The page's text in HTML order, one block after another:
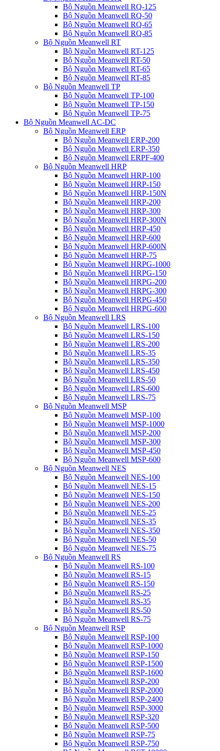
Bộ Nguồn Meanwell RQ-125
Bộ Nguồn Meanwell RQ-50
Bộ Nguồn Meanwell RQ-65
Bộ Nguồn Meanwell RQ-85
Bộ Nguồn Meanwell RT
Bộ Nguồn Meanwell RT-125
Bộ Nguồn Meanwell RT-50
Bộ Nguồn Meanwell RT-65
Bộ Nguồn Meanwell RT-85
Bộ Nguồn Meanwell TP
Bộ Nguồn Meanwell TP-100
Bộ Nguồn Meanwell TP-150
Bộ Nguồn Meanwell TP-75
Bộ Nguồn Meanwell AC-DC
Bộ Nguồn Meanwell ERP
Bộ Nguồn Meanwell ERP-200
Bộ Nguồn Meanwell ERP-350
Bộ Nguồn Meanwell ERPF-400
Bộ Nguồn Meanwell HRP
Bộ Nguồn Meanwell HRP-100
Bộ Nguồn Meanwell HRP-150
Bộ Nguồn Meanwell HRP-150N
Bộ Nguồn Meanwell HRP-200
Bộ Nguồn Meanwell HRP-300
Bộ Nguồn Meanwell HRP-300N
Bộ Nguồn Meanwell HRP-450
Bộ Nguồn Meanwell HRP-600
Bộ Nguồn Meanwell HRP-600N
Bộ Nguồn Meanwell HRP-75
Bộ Nguồn Meanwell HRPG-1000
Bộ Nguồn Meanwell HRPG-150
Bộ Nguồn Meanwell HRPG-200
Bộ Nguồn Meanwell HRPG-300
Bộ Nguồn Meanwell HRPG-450
Bộ Nguồn Meanwell HRPG-600
Bộ Nguồn Meanwell LRS
Bộ Nguồn Meanwell LRS-100
Bộ Nguồn Meanwell LRS-150
Bộ Nguồn Meanwell LRS-200
Bộ Nguồn Meanwell LRS-35
Bộ Nguồn Meanwell LRS-350
Bộ Nguồn Meanwell LRS-450
Bộ Nguồn Meanwell LRS-50
Bộ Nguồn Meanwell LRS-600
Bộ Nguồn Meanwell LRS-75
Bộ Nguồn Meanwell MSP
Bộ Nguồn Meanwell MSP-100
Bộ Nguồn Meanwell MSP-1000
Bộ Nguồn Meanwell MSP-200
Bộ Nguồn Meanwell MSP-300
Bộ Nguồn Meanwell MSP-450
Bộ Nguồn Meanwell MSP-600
Bộ Nguồn Meanwell NES
Bộ Nguồn Meanwell NES-100
Bộ Nguồn Meanwell NES-15
Bộ Nguồn Meanwell NES-150
Bộ Nguồn Meanwell NES-200
Bộ Nguồn Meanwell NES-25
Bộ Nguồn Meanwell NES-35
Bộ Nguồn Meanwell NES-350
Bộ Nguồn Meanwell NES-50
Bộ Nguồn Meanwell NES-75
Bộ Nguồn Meanwell RS
Bộ Nguồn Meanwell RS-100
Bộ Nguồn Meanwell RS-15
Bộ Nguồn Meanwell RS-150
Bộ Nguồn Meanwell RS-25
Bộ Nguồn Meanwell RS-35
Bộ Nguồn Meanwell RS-50
Bộ Nguồn Meanwell RS-75
Bộ Nguồn Meanwell RSP
Bộ Nguồn Meanwell RSP-100
Bộ Nguồn Meanwell RSP-1000
Bộ Nguồn Meanwell RSP-150
Bộ Nguồn Meanwell RSP-1500
Bộ Nguồn Meanwell RSP-1600
Bộ Nguồn Meanwell RSP-200
Bộ Nguồn Meanwell RSP-2000
Bộ Nguồn Meanwell RSP-2400
Bộ Nguồn Meanwell RSP-3000
Bộ Nguồn Meanwell RSP-320
Bộ Nguồn Meanwell RSP-500
Bộ Nguồn Meanwell RSP-75
Bộ Nguồn Meanwell RSP-750